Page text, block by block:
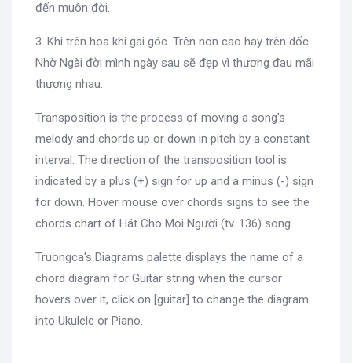
đến muôn đời.
3. Khi trên hoa khi gai góc. Trên non cao hay trên dốc.
Nhờ Ngài đời mình ngày sau sẽ đẹp vì thương đau mãi
thương nhau.
Transposition is the process of moving a song's
melody and chords up or down in pitch by a constant
interval. The direction of the transposition tool is
indicated by a plus (+) sign for up and a minus (-) sign
for down. Hover mouse over chords signs to see the
chords chart of Hát Cho Mọi Người (tv. 136) song.
Truongca's Diagrams palette displays the name of a
chord diagram for Guitar string when the cursor
hovers over it, click on [guitar] to change the diagram
into Ukulele or Piano.